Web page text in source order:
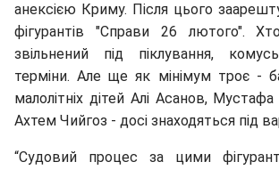
анексією Криму. Після цього
фігурантів "Справи 26 лютого".
звільнений під піклування,
терміни. Але ще як мінімум троє -
малолітніх дітей Алі Асанов,
Ахтем Чийгоз - досі знаходяться під
“Судовий процес за цими